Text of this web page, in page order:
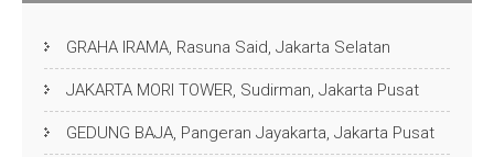
GRAHA IRAMA, Rasuna Said, Jakarta Selatan
JAKARTA MORI TOWER, Sudirman, Jakarta Pusat
GEDUNG BAJA, Pangeran Jayakarta, Jakarta Pusat